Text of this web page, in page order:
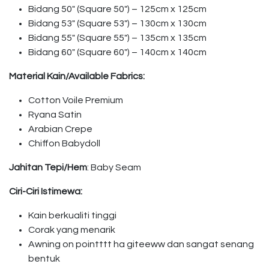
Bidang 50″ (Square 50″) – 125cm x 125cm
Bidang 53″ (Square 53″) – 130cm x 130cm
Bidang 55″ (Square 55″) – 135cm x 135cm
Bidang 60″ (Square 60″) – 140cm x 140cm
Material Kain/Available Fabrics:
Cotton Voile Premium
Ryana Satin
Arabian Crepe
Chiffon Babydoll
Jahitan Tepi/Hem: Baby Seam
Ciri-Ciri Istimewa:
Kain berkualiti tinggi
Corak yang menarik
Awning on pointttt ha giteeww dan sangat senang
bentuk